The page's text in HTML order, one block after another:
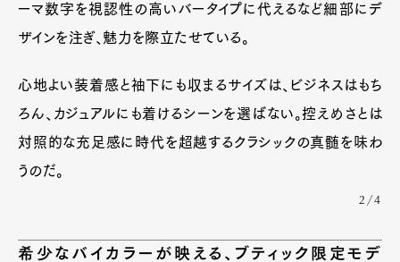
ーマ数字を視認性の高いバータイプに代えるなど細部にデ
ザインを注ぎ、魅力を際立たせている。
心地よい装着感と袖下にも収まるサイズは、ビジネスはもち
ろん、カジュアルにも着けるシーンを選ばない。控えめさとは
対照的な充足感に時代を超越するクラシックの真髄を味わ
うのだ。
2/4
希少なバイカラーが映える、ブティック限定モデ